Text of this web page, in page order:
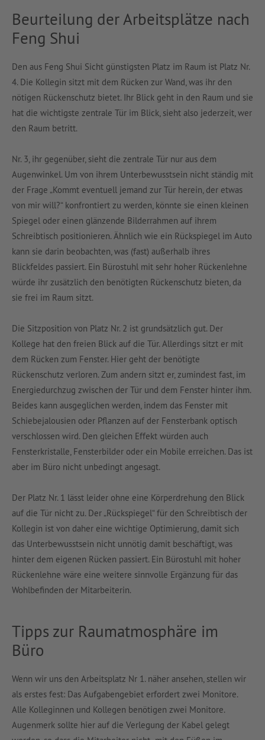
Beurteilung der Arbeitsplätze nach
Feng Shui
Den aus Feng Shui Sicht günstigsten Platz im Raum ist Platz Nr.
4. Die Kollegin sitzt mit dem Rücken zur Wand, was ihr den
nötigen Rückenschutz bietet. Ihr Blick geht in den Raum und sie
hat die wichtigste zentrale Tür im Blick, sieht also jederzeit, wer
den Raum betritt.
Nr. 3, ihr gegenüber, sieht die zentrale Tür nur aus dem
Augenwinkel. Um von ihrem Unterbewusstsein nicht ständig mit
der Frage „Kommt eventuell jemand zur Tür herein, der etwas
von mir will?“ konfrontiert zu werden, könnte sie einen kleinen
Spiegel oder einen glänzende Bilderrahmen auf ihrem
Schreibtisch positionieren. Ähnlich wie ein Rückspiegel im Auto
kann sie darin beobachten, was (fast) außerhalb ihres
Blickfeldes passiert. Ein Bürostuhl mit sehr hoher Rückenlehne
würde ihr zusätzlich den benötigten Rückenschutz bieten, da
sie frei im Raum sitzt.
Die Sitzposition von Platz Nr. 2 ist grundsätzlich gut. Der
Kollege hat den freien Blick auf die Tür. Allerdings sitzt er mit
dem Rücken zum Fenster. Hier geht der benötigte
Rückenschutz verloren. Zum andern sitzt er, zumindest fast, im
Energiedurchzug zwischen der Tür und dem Fenster hinter ihm.
Beides kann ausgeglichen werden, indem das Fenster mit
Schiebejalousien oder Pflanzen auf der Fensterbank optisch
verschlossen wird. Den gleichen Effekt würden auch
Fensterkristalle, Fensterbilder oder ein Mobile erreichen. Das ist
aber im Büro nicht unbedingt angesagt.
Der Platz Nr. 1 lässt leider ohne eine Körperdrehung den Blick
auf die Tür nicht zu. Der „Rückspiegel“ für den Schreibtisch der
Kollegin ist von daher eine wichtige Optimierung, damit sich
das Unterbewusstsein nicht unnötig damit beschäftigt, was
hinter dem eigenen Rücken passiert. Ein Bürostuhl mit hoher
Rückenlehne wäre eine weitere sinnvolle Ergänzung für das
Wohlbefinden der Mitarbeiterin.
Tipps zur Raumatmosphäre im
Büro
Wenn wir uns den Arbeitsplatz Nr 1. näher ansehen, stellen wir
als erstes fest: Das Aufgabengebiet erfordert zwei Monitore.
Alle Kolleginnen und Kollegen benötigen zwei Monitore.
Augenmerk sollte hier auf die Verlegung der Kabel gelegt